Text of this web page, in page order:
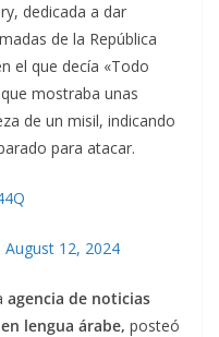
dedicada a dar
de la República
el que decía «Todo
mostraba unas
de un misil, indicando
para atacar.
August 12, 2024
agencia de noticias
lengua árabe, posteó